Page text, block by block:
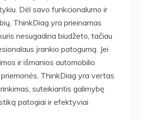
Dėl savo funkcionalumo ir
ThinkDiag yra prieinamas
nesugadina biudžeto, tačiau
įrankio patogumą. Jei
ir išmanios automobilio
ThinkDiag yra vertas
suteikiantis galimybę
patogiai ir efektyviai